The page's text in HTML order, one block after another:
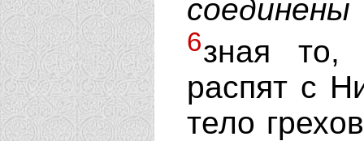
соединены
6зная то,
распят с
тело